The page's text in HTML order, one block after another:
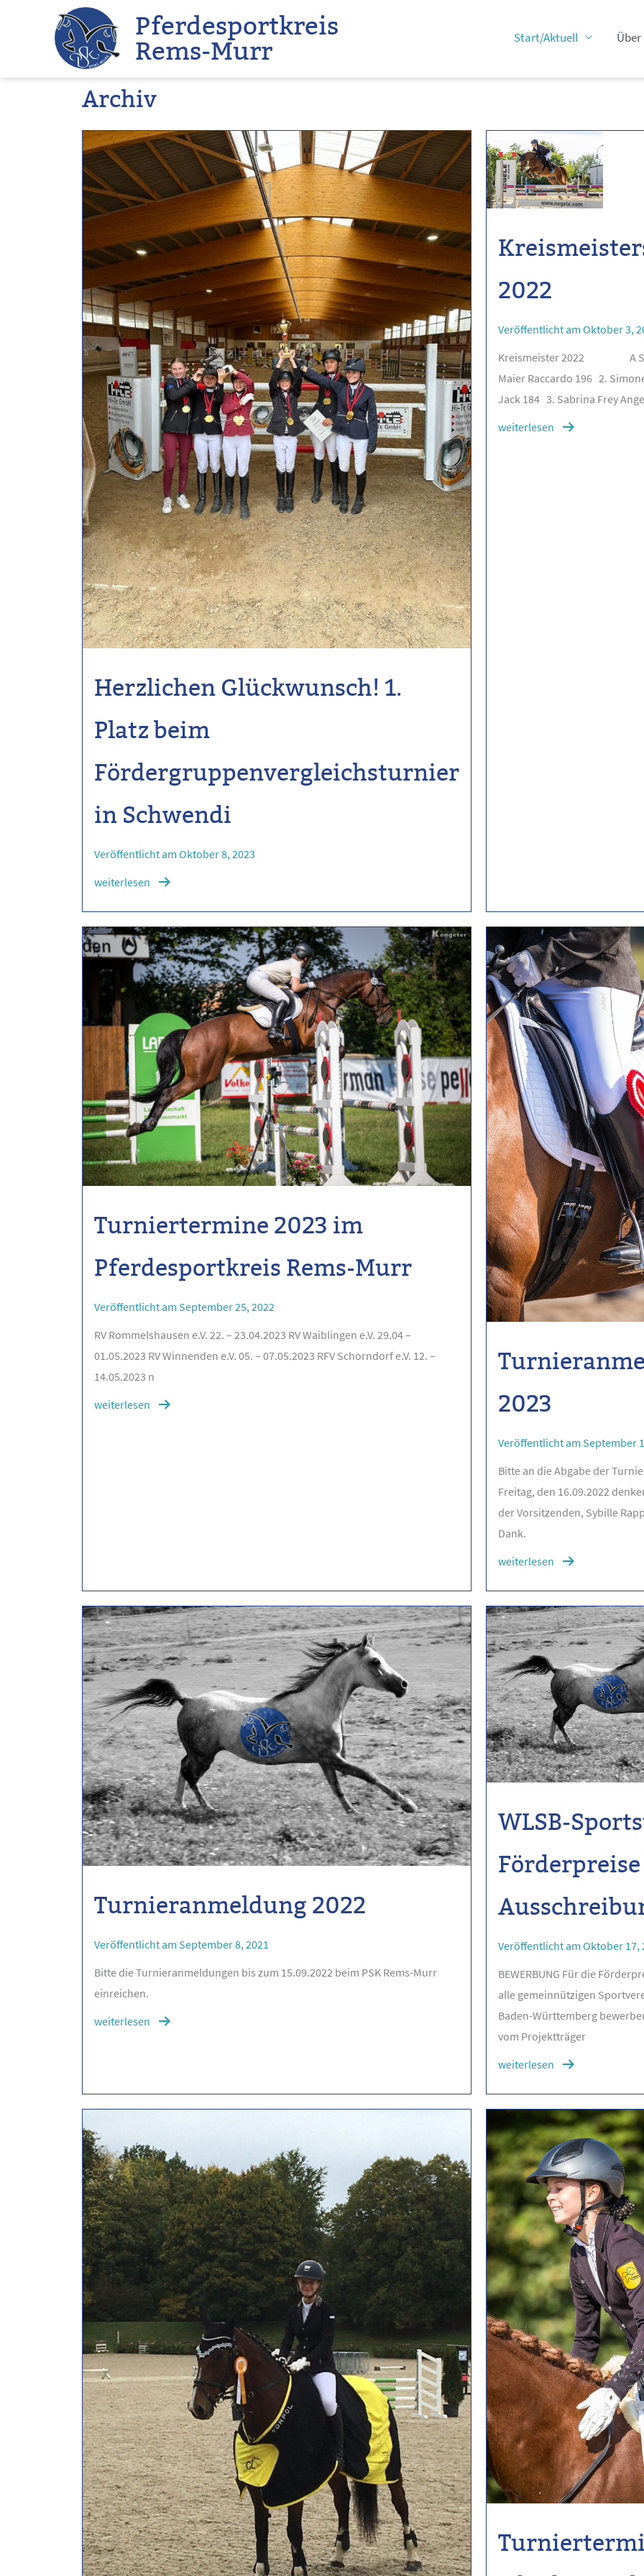
Pferdesportkreis
Rems-Murr
Start/Aktuell Über
Archiv
Herzlichen Glückwunsch! 1.
Platz beim
Fördergruppenvergleichsturnier
in Schwendi
Veröffentlicht am Oktober 8, 2023
weiterlesen
2022
Veröffentlicht am Oktober 3,
Kreismeister 2022 A
Maier Raccardo 196 2.
Jack 184 3. Sabrina Frey
weiterlesen
Turniertermine 2023 im
Pferdesportkreis Rems-Murr
Veröffentlicht am September 25, 2022
RV Rommelshausen e.V. 22. – 23.04.2023 RV Waiblingen e.V. 29.04 –
01.05.2023 RV Winnenden e.V. 05. – 07.05.2023 RFV Schorndorf e.V. 12. –
14.05.2023 n
weiterlesen
2023
Veröffentlicht am September
Bitte an die Abgabe der
Freitag, den 16.09.2022
der Vorsitzenden, Sybille
Dank.
weiterlesen
Turnieranmeldung 2022
Veröffentlicht am September 8, 2021
Bitte die Turnieranmeldungen bis zum 15.09.2022 beim PSK Rems-Murr
einreichen.
weiterlesen
WLSB-
Förderpreise
Veröffentlicht am Oktober 17,
BEWERBUNG Für die
alle gemeinnützigen
Baden-Württemberg
vom Projektträger
weiterlesen